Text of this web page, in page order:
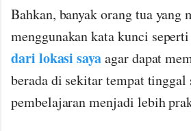
Bahkan, banyak orang tua yang
menggunakan kata kunci
dari lokasi sayaagar dapat
berada di sekitar tempat tinggal
pembelajaran menjadi lebih